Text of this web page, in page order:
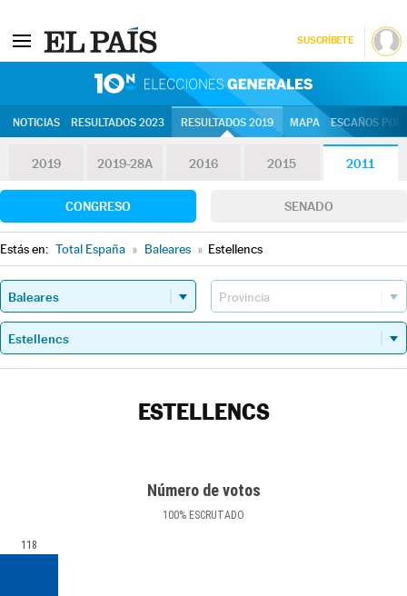
SUSCRÍBETE
NOTICIAS RESULTADOS 2023 RESULTADOS 2019 MAPA ESCAÑOS
2019 2019-28A 2016 2015 2011
CONGRESO SENADO
Estás en: Total España » Baleares » Estellencs
ESTELLENCS
Número de votos
100% ESCRUTADO
118